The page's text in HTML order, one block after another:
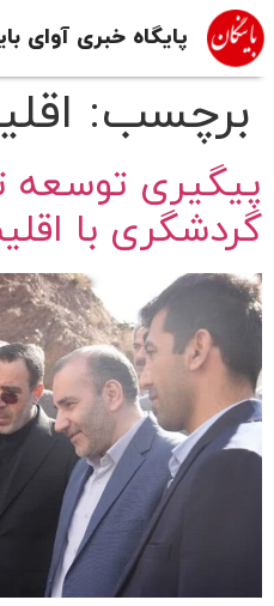
پایگاه خبری آوای
برچسب:
پیگیری توسعه
گردشگری با